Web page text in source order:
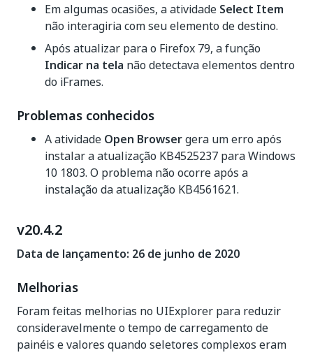
Em algumas ocasiões, a atividade Select Item
não interagiria com seu elemento de destino.
Após atualizar para o Firefox 79, a função
Indicar na tela não detectava elementos dentro
do iFrames.
Problemas conhecidos
A atividade Open Browsergera um erro após
instalar a atualização KB4525237 para Windows
10 1803. O problema não ocorre após a
instalação da atualização KB4561621.
v20.4.2
Data de lançamento: 26 de junho de 2020
Melhorias
Foram feitas melhorias no UIExplorer para reduzir
consideravelmente o tempo de carregamento de
painéis e valores quando seletores complexos eram